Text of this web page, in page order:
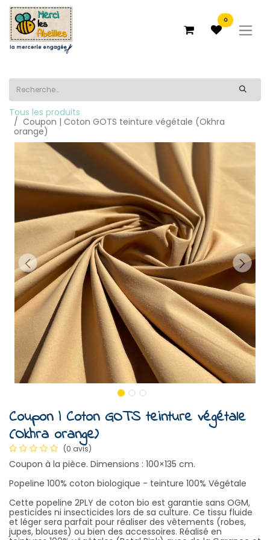
0
Tous les produits
Coupon | Coton GOTS teinture végétale (Okhra
orange)
Coupon | Coton GOTS teinture végétale
(Okhra orange)
(0 avis)
Coupon à la pièce. Dimensions : 100×135 cm.
Popeline 100% coton biologique - teinture 100% Végétale
Cette popeline 2PLY de coton bio est garantie sans OGM,
pesticides ni insecticides lors de sa culture. Ce tissu fluide
et léger sera parfait pour réaliser des vêtements (robes,
jupes, blouses) ou bien des accessoires. Réalisé en